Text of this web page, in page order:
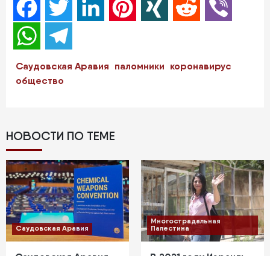
FacebookTwitter LinkedIn Pinterest XING Reddit
WhatsApp
Саудовская Аравия паломники коронавирус
общество
НОВОСТИ ПО ТЕМЕ
Саудовская Аравия
Многострадальная
Палестина